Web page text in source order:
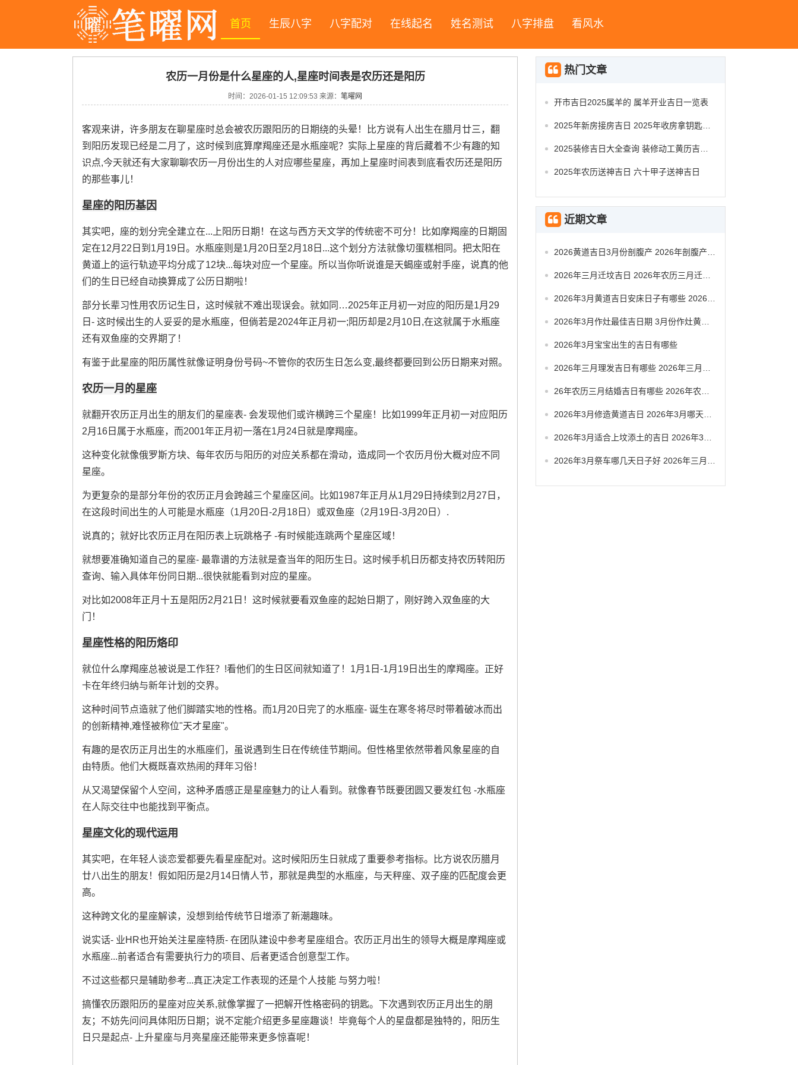
首页 生辰八字 八字配对 在线起名 姓名测试 八字排盘 看风水
农历一月份是什么星座的人,星座时间表是农历还是阳历
时间： 2026-01-15 12:09:53 来源： 笔曜网
客观来讲，许多朋友在聊星座时总会被农历跟阳历的日期绕的头晕！比方说有人出生在腊月廿三，翻
到阳历发现已经是二月了，这时候到底算摩羯座还是水瓶座呢？实际上星座的背后藏着不少有趣的知
识点,今天就还有大家聊聊农历一月份出生的人对应哪些星座，再加上星座时间表到底看农历还是阳历
的那些事儿！
星座的阳历基因
其实吧，座的划分完全建立在...上阳历日期！在这与西方天文学的传统密不可分！比如摩羯座的日期固
定在12月22日到1月19日。水瓶座则是1月20日至2月18日...这个划分方法就像切蛋糕相同。把太阳在
黄道上的运行轨迹平均分成了12块...每块对应一个星座。所以当你听说谁是天蝎座或射手座，说真的他
们的生日已经自动换算成了公历日期啦！
部分长辈习性用农历记生日，这时候就不难出现误会。就如同…2025年正月初一对应的阳历是1月29
日- 这时候出生的人妥妥的是水瓶座，但倘若是2024年正月初一;阳历却是2月10日,在这就属于水瓶座
还有双鱼座的交界期了！
有鉴于此星座的阳历属性就像证明身份号码~不管你的农历生日怎么变,最终都要回到公历日期来对照。
农历一月的星座
就翻开农历正月出生的朋友们的星座表- 会发现他们或许横跨三个星座！比如1999年正月初一对应阳历
2月16日属于水瓶座，而2001年正月初一落在1月24日就是摩羯座。
这种变化就像俄罗斯方块、每年农历与阳历的对应关系都在滑动，造成同一个农历月份大概对应不同
星座。
为更复杂的是部分年份的农历正月会跨越三个星座区间。比如1987年正月从1月29日持续到2月27日，
在这段时间出生的人可能是水瓶座（1月20日-2月18日）或双鱼座（2月19日-3月20日）.
说真的；就好比农历正月在阳历表上玩跳格子 -有时候能连跳两个星座区域！
就想要准确知道自己的星座- 最靠谱的方法就是查当年的阳历生日。这时候手机日历都支持农历转阳历
查询、输入具体年份同日期...很快就能看到对应的星座。
对比如2008年正月十五是阳历2月21日！这时候就要看双鱼座的起始日期了，刚好跨入双鱼座的大
门！
星座性格的阳历烙印
就位什么摩羯座总被说是工作狂？!看他们的生日区间就知道了！1月1日-1月19日出生的摩羯座。正好
卡在年终归纳与新年计划的交界。
这种时间节点造就了他们脚踏实地的性格。而1月20日完了的水瓶座- 诞生在寒冬将尽时带着破冰而出
的创新精神,难怪被称位"天才星座"。
有趣的是农历正月出生的水瓶座们，虽说遇到生日在传统佳节期间。但性格里依然带着风象星座的自
由特质。他们大概既喜欢热闹的拜年习俗！
从又渴望保留个人空间，这种矛盾感正是星座魅力的让人看到。就像春节既要团圆又要发红包 -水瓶座
在人际交往中也能找到平衡点。
星座文化的现代运用
其实吧，在年轻人谈恋爱都要先看星座配对。这时候阳历生日就成了重要参考指标。比方说农历腊月
廿八出生的朋友！假如阳历是2月14日情人节，那就是典型的水瓶座，与天秤座、双子座的匹配度会更
高。
这种跨文化的星座解读，没想到给传统节日增添了新潮趣味。
说实话- 业HR也开始关注星座特质- 在团队建设中参考星座组合。农历正月出生的领导大概是摩羯座或
水瓶座...前者适合有需要执行力的项目、后者更适合创意型工作。
不过这些都只是辅助参考...真正决定工作表现的还是个人技能 与努力啦！
搞懂农历跟阳历的星座对应关系,就像掌握了一把解开性格密码的钥匙。下次遇到农历正月出生的朋
友；不妨先问问具体阳历日期；说不定能介绍更多星座趣谈！毕竟每个人的星盘都是独特的，阳历生
日只是起点- 上升星座与月亮星座还能带来更多惊喜呢！
热门文章
开市吉日2025属羊的 属羊开业吉日一览表
2025年农历送神吉日 六十甲子送神吉日
近期文章
2026年3月宝宝出生的吉日有哪些